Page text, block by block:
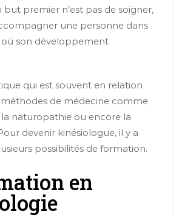
but premier n’est pas de soigner,
une personne dans
son développement
qui est souvent en relation
méthodes de médecine comme
la naturopathie ou encore la
devenir kinésiologue, il y a
possibilités de formation.
en